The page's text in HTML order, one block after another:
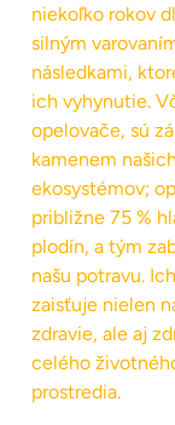
niekoľko rokov
silným
následkami,
ich vyhynutie.
opelovače, sú
kamenem našich
ekosystémov;
približne 75 %
plodín, a tým
našu potravu.
zaisťuje nielen
zdravie, ale aj
celého
prostredia.